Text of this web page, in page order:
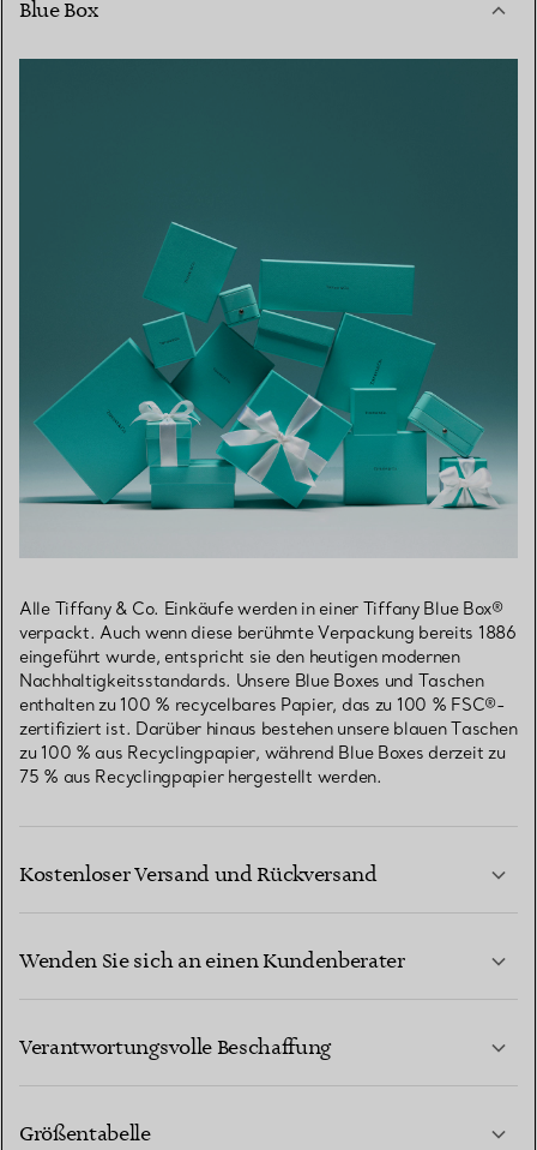
Blue Box
Alle Tiffany & Co. Einkäufe werden in einer Tiffany Blue Box®
verpackt. Auch wenn diese berühmte Verpackung bereits 1886
eingeführt wurde, entspricht sie den heutigen modernen
Nachhaltigkeitsstandards. Unsere Blue Boxes und Taschen
enthalten zu 100 % recycelbares Papier, das zu 100 % FSC®-
zertifiziert ist. Darüber hinaus bestehen unsere blauen Taschen
zu 100 % aus Recyclingpapier, während Blue Boxes derzeit zu
75 % aus Recyclingpapier hergestellt werden.
Kostenloser Versand und Rückversand
Wenden Sie sich an einen Kundenberater
Verantwortungsvolle Beschaffung
Größentabelle